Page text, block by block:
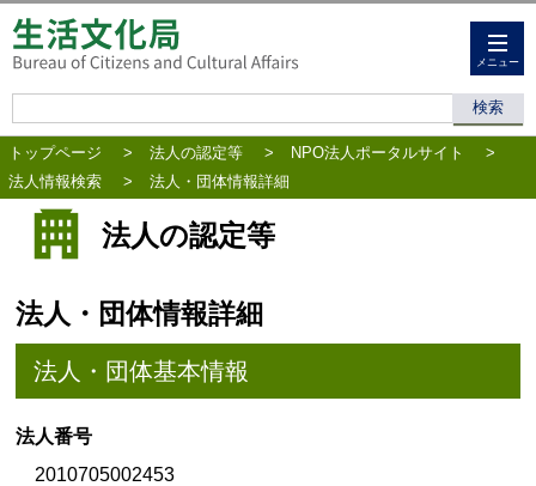
メニュー
トップページ > 法人の認定等 > NPO法人ポータルサイト
>
法人情報検索
> 法人・団体情報詳細
法人の認定等
法人・団体情報詳細
法人・団体基本情報
法人番号
2010705002453